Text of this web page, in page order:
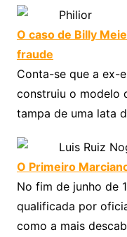
Philior
O caso de Billy
fraude
Conta-se que a ex-
construiu o modelo
tampa de uma lata
Luis Ruiz
O Primeiro
No fim de junho de
qualificada por
como a mais